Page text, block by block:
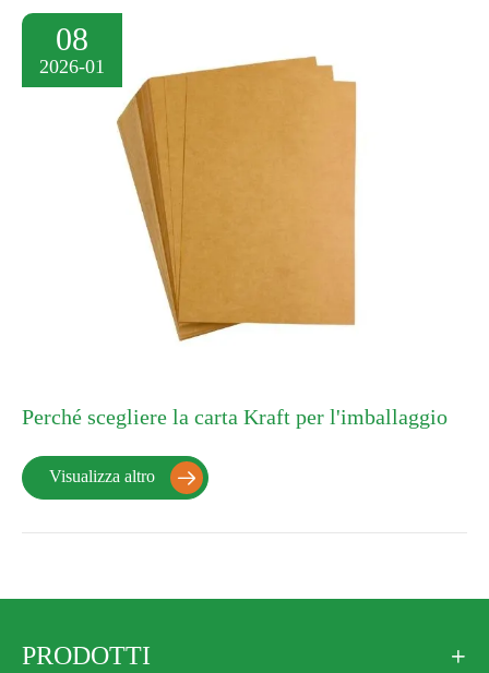
08
2026-01
Perché scegliere la carta Kraft per l'imballaggio
Visualizza altro 
PRODOTTI 